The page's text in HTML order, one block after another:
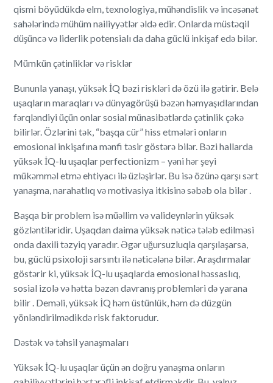
qismi böyüdükdə elm, texnologiya, mühəndislik və incəsənət
sahələrində mühüm nailiyyətlər əldə edir. Onlarda müstəqil
düşüncə və liderlik potensialı da daha güclü inkişaf edə bilər.
Mümkün çətinliklər və risklər
Bununla yanaşı, yüksək İQ bəzi riskləri də özü ilə gətirir. Belə
uşaqların maraqları və dünyagörüşü bəzən həmyaşıdlarından
fərqləndiyi üçün onlar sosial münasibətlərdə çətinlik çəkə
bilirlər. Özlərini tək, “başqa cür” hiss etmələri onların
emosional inkişafına mənfi təsir göstərə bilər. Bəzi hallarda
yüksək İQ-lu uşaqlar perfectionizm – yəni hər şeyi
mükəmməl etmə ehtiyacı ilə üzləşirlər. Bu isə özünə qarşı sərt
yanaşma, narahatlıq və motivasiya itkisinə səbəb ola bilər .
Başqa bir problem isə müəllim və valideynlərin yüksək
gözləntiləridir. Uşaqdan daima yüksək nəticə tələb edilməsi
onda daxili təzyiq yaradır. Əgər uğursuzluqla qarşılaşarsa,
bu, güclü psixoloji sarsıntı ilə nəticələnə bilər. Araşdırmalar
göstərir ki, yüksək İQ-lu uşaqlarda emosional həssaslıq,
sosial izolə və hətta bəzən davranış problemləri də yarana
bilir . Deməli, yüksək İQ həm üstünlük, həm də düzgün
yönləndirilmədikdə risk faktorudur.
Dəstək və təhsil yanaşmaları
Yüksək İQ-lu uşaqlar üçün ən doğru yanaşma onların